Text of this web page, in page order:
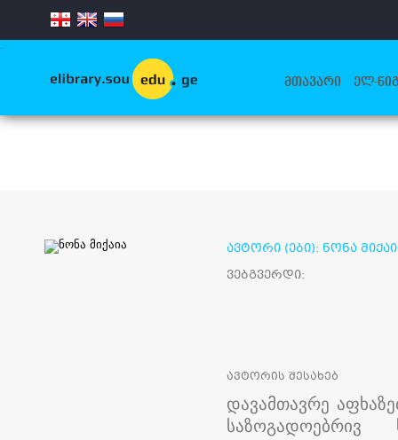
.
ᲛᲗᲐᲕᲐᲠᲘ ᲔᲚ-
ავტორი (ები): ნონა
ვებგვერდი:
ავტორის შესახებ
დავამთავრე
საზოგადოებრივ